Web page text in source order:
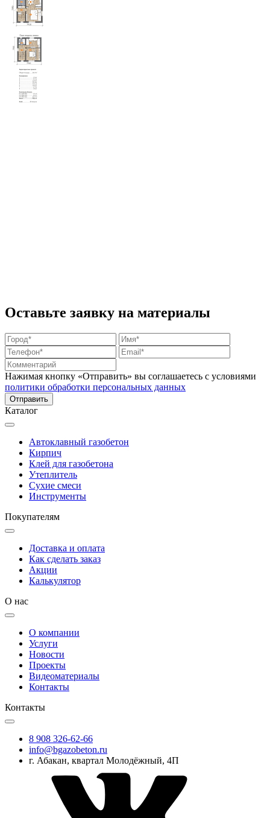
Оставьте заявку на материалы
Нажимая кнопку «Отправить» вы соглашаетесь с условиями
политики обработки персональных данных
Каталог
Автоклавный газобетон
Кирпич
Клей для газобетона
Утеплитель
Сухие смеси
Инструменты
Покупателям
Доставка и оплата
Как сделать заказ
Акции
Калькулятор
О нас
О компании
Услуги
Новости
Проекты
Видеоматериалы
Контакты
Контакты
8 908 326-62-66
info@bgazobeton.ru
г. Абакан, квартал Молодёжный, 4П